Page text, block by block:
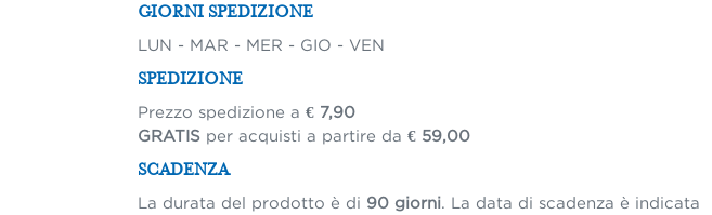
GIORNI SPEDIZIONE
LUN - MAR - MER - GIO - VEN
SPEDIZIONE
Prezzo spedizione a € 7,90
GRATIS per acquisti a partire da € 59,00
SCADENZA
La durata del prodotto è di 90 giorni . La data di scadenza è indicata